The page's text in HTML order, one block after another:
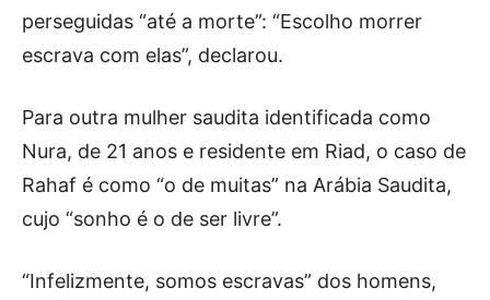
perseguidas “até a morte”: “Escolho morrer
escrava com elas”, declarou.
Para outra mulher saudita identificada como
Nura, de 21 anos e residente em Riad, o caso de
Rahaf é como “o de muitas” na Arábia Saudita,
cujo “sonho é o de ser livre”.
“Infelizmente, somos escravas” dos homens,